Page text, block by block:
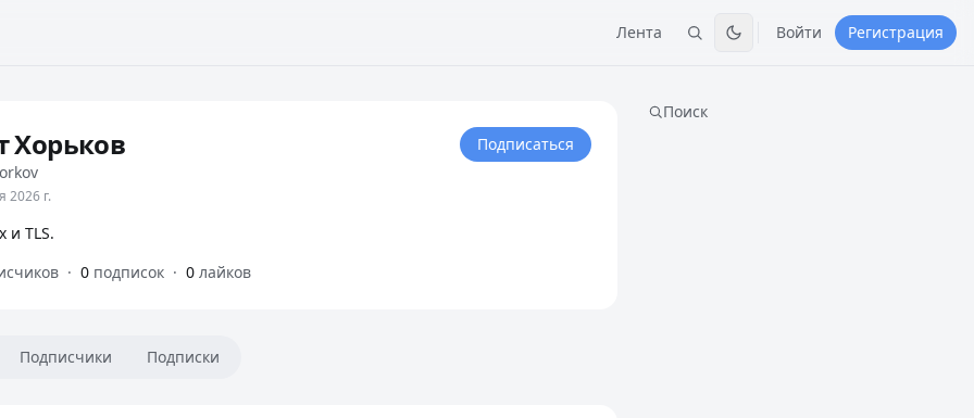
Лента Войти Регистрация
Хорьков
2026 г.
Подписаться
и TLS.
· 0 подписок · 0 лайков
Подписчики Подписки
Поиск